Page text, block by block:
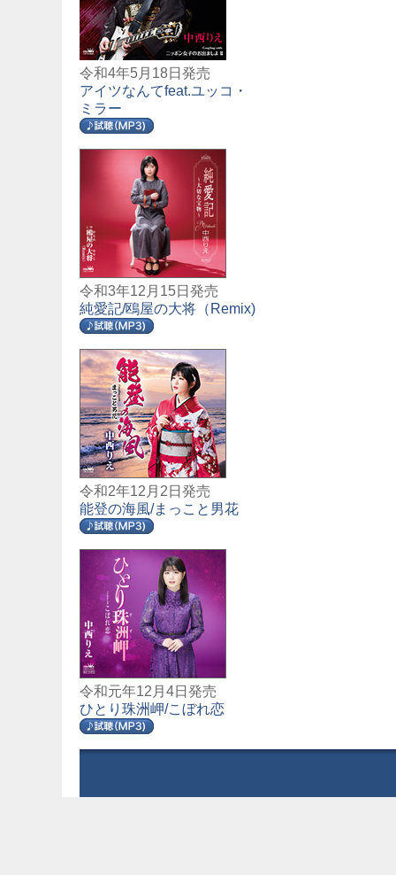
令和4年5月18日発売
アイツなんてfeat.ユッコ・
ミラー
令和3年12月15日発売
純愛記/鴎屋の大将（Remix)
令和2年12月2日発売
能登の海風/まっこと男花
令和元年12月4日発売
ひとり珠洲岬/こぼれ恋